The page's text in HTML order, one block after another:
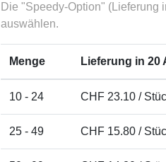
Die "Speedy-Option" (Lieferung
auswählen.
Menge Lieferung in 20
10 - 24 CHF 23.10 /
25 - 49 CHF 15.80 /